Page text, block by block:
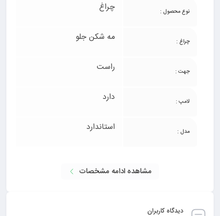
نوع محصول : چراغ
چراغ : مه شکن جلو
جهت : راست
لامپ : دارد
مدل : استاندارد
مشاهده ادامه مشخصات
دیدگاه کاربران